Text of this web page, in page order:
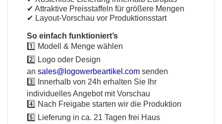
✔ Attraktive Preisstaffeln für größere Mengen
✔ Layout-Vorschau vor Produktionsstart
So einfach funktioniert’s
1️⃣ Modell & Menge wählen
2️⃣ Logo oder Design
ansales@logowerbeartikel.com senden
3️⃣ Innerhalb von 24h erhalten Sie Ihr
individuelles Angebot mit Vorschau
4️⃣ Nach Freigabe starten wir die Produktion
5️⃣ Lieferung in ca. 21 Tagen frei Haus